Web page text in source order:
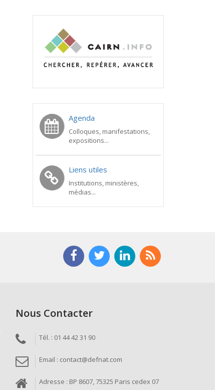
Agenda
Colloques, manifestations,
expositions...
Liens utiles
Institutions, ministères,
médias...
Nous Contacter
Tél. : 01 44 42 31 90
Email : contact@defnat.com
Adresse : BP 8607, 75325 Paris cedex 07